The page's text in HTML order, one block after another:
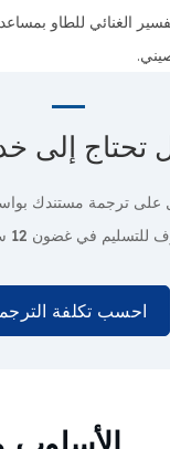
الغنائي للطاو
تحتاج إلى
على ترجمة مستندك
للتسليم في غضون 12 ساعة فقط.
احسب تكلفة